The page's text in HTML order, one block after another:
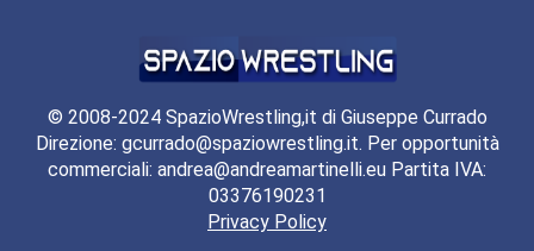
© 2008-2024 SpazioWrestling,it di Giuseppe Currado
Direzione: gcurrado@spaziowrestling.it. Per opportunità
commerciali: andrea@andreamartinelli.eu Partita IVA:
03376190231
Privacy Policy